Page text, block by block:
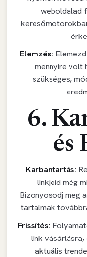
weboldalad
Elemzés:
mennyire volt
szükséges,
6.
és
Karbantartás:
linkjeid még
Bizonyosodj meg
tartalmak
Frissítés:
link
aktuális